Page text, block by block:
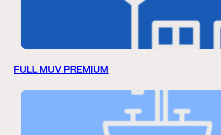
FULL MUV PREMIUM